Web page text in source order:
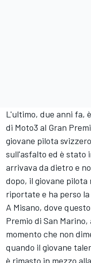
L'ultimo, due anni fa,
di Moto3 al Gran
giovane pilota
sull'asfalto ed è stato
arrivava da dietro e
dopo, il giovane
riportate e ha perso
A Misano, dove
Premio di San
momento che non
quando il giovane
è rimasto in mezzo